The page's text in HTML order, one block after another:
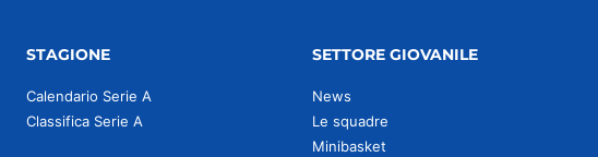
STAGIONE
Calendario Serie A
Classifica Serie A
SETTORE GIOVANILE
News
Le squadre
Minibasket